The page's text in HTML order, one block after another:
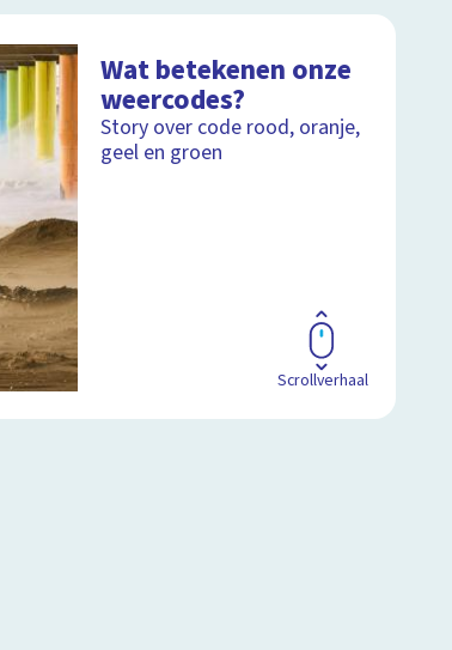
Wat betekenen onze
weercodes?
Story over code rood, oranje,
geel en groen
Scrollverhaal